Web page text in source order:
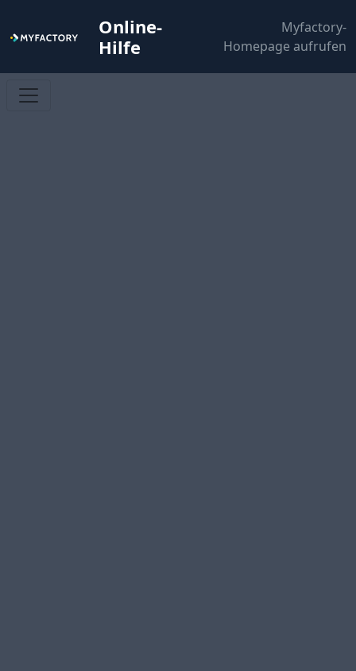
Online-
Hilfe
Myfactory-
Homepage aufrufen